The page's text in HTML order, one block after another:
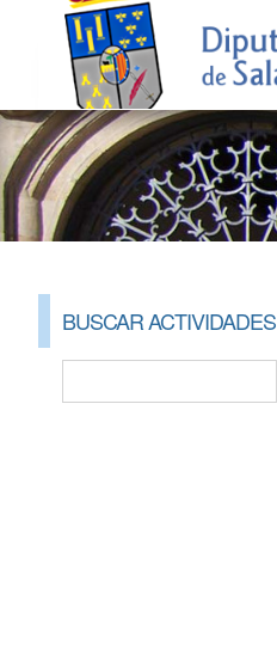
BUSCAR ACTIVIDADES